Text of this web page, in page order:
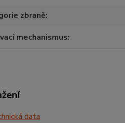
zbraně
mechanismus
data